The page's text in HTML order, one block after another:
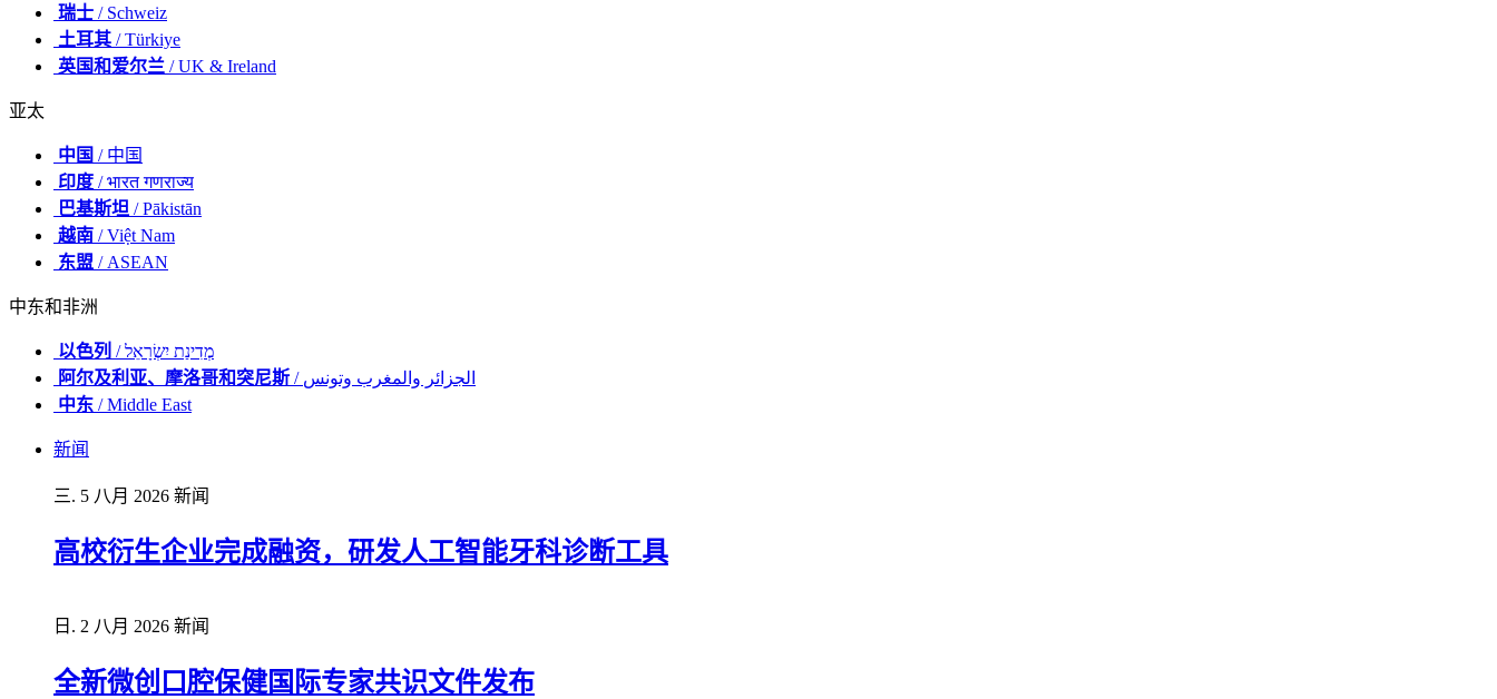
瑞士 / Schweiz
土耳其 / Türkiye
英国和爱尔兰 / UK & Ireland
亚太
中国 / 中国
印度 / भारत गणराज्य
巴基斯坦 / Pākistān
越南 / Việt Nam
东盟 / ASEAN
中东和非洲
以色列
/ מְדִינַת יִשְׂרָאֵל
阿尔及利亚、摩洛哥和突尼斯
/ الجزائر والمغرب وتونس
中东 / Middle East
新闻
三. 5 八月 2026 新闻
高校衍生企业完成融资，研发人工智能牙科诊断工具
日. 2 八月 2026 新闻
全新微创口腔保健国际专家共识文件发布